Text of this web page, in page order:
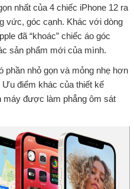
nhất của 4 chiếc iPhone 12 ra
vức, góc cạnh. Khác với dòng
đã “khoác” chiếc áo góc
sản phẩm mới của mình.
phần nhỏ gọn và mỏng nhẹ hơn
điểm khác của thiết kế
máy được làm phẳng ôm sát